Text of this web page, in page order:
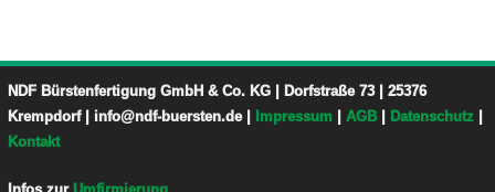
NDF Bürstenfertigung GmbH & Co. KG | Dorfstraße 73 | 25376
Krempdorf | info@ndf-buersten.de |
Impressum AGB| Datenschutz
Kontakt